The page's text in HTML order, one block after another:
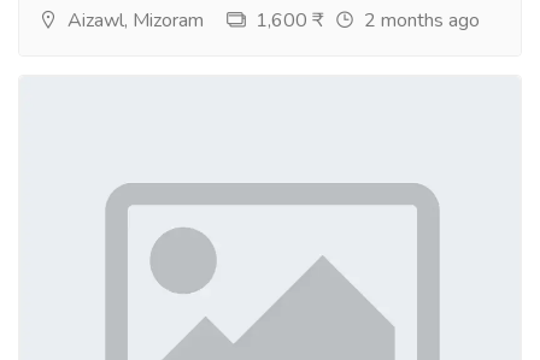
Aizawl, Mizoram 1,600 ₹ 2 months ago